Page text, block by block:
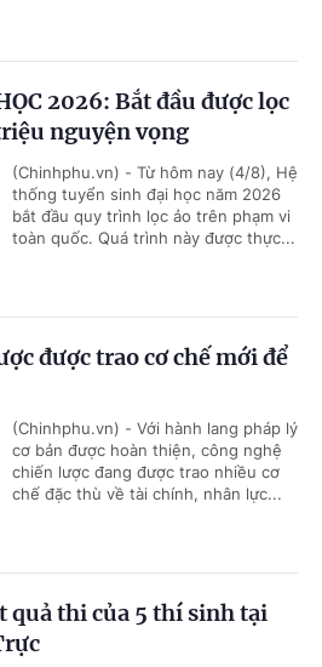
2026: Bắt đầu được lọc
nguyện vọng
(Chinhphu.vn) - Từ hôm nay (4/8), Hệ
thống tuyển sinh đại học năm 2026
bắt đầu quy trình lọc ảo trên phạm vi
toàn quốc. Quá trình này được thực...
được trao cơ chế mới để
(Chinhphu.vn) - Với hành lang pháp lý
cơ bản được hoàn thiện, công nghệ
chiến lược đang được trao nhiều cơ
chế đặc thù về tài chính, nhân lực...
quả thi của 5 thí sinh tại